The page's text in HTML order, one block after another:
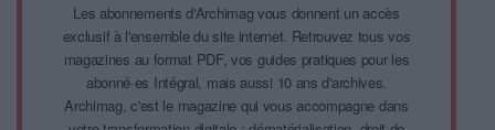
Les abonnements d'Archimag vous donnent un accès
exclusif à l'ensemble du site internet. Retrouvez tous vos
magazines au format PDF, vos guides pratiques pour les
abonné·es Intégral, mais aussi 10 ans d'archives.
Archimag, c'est le magazine qui vous accompagne dans